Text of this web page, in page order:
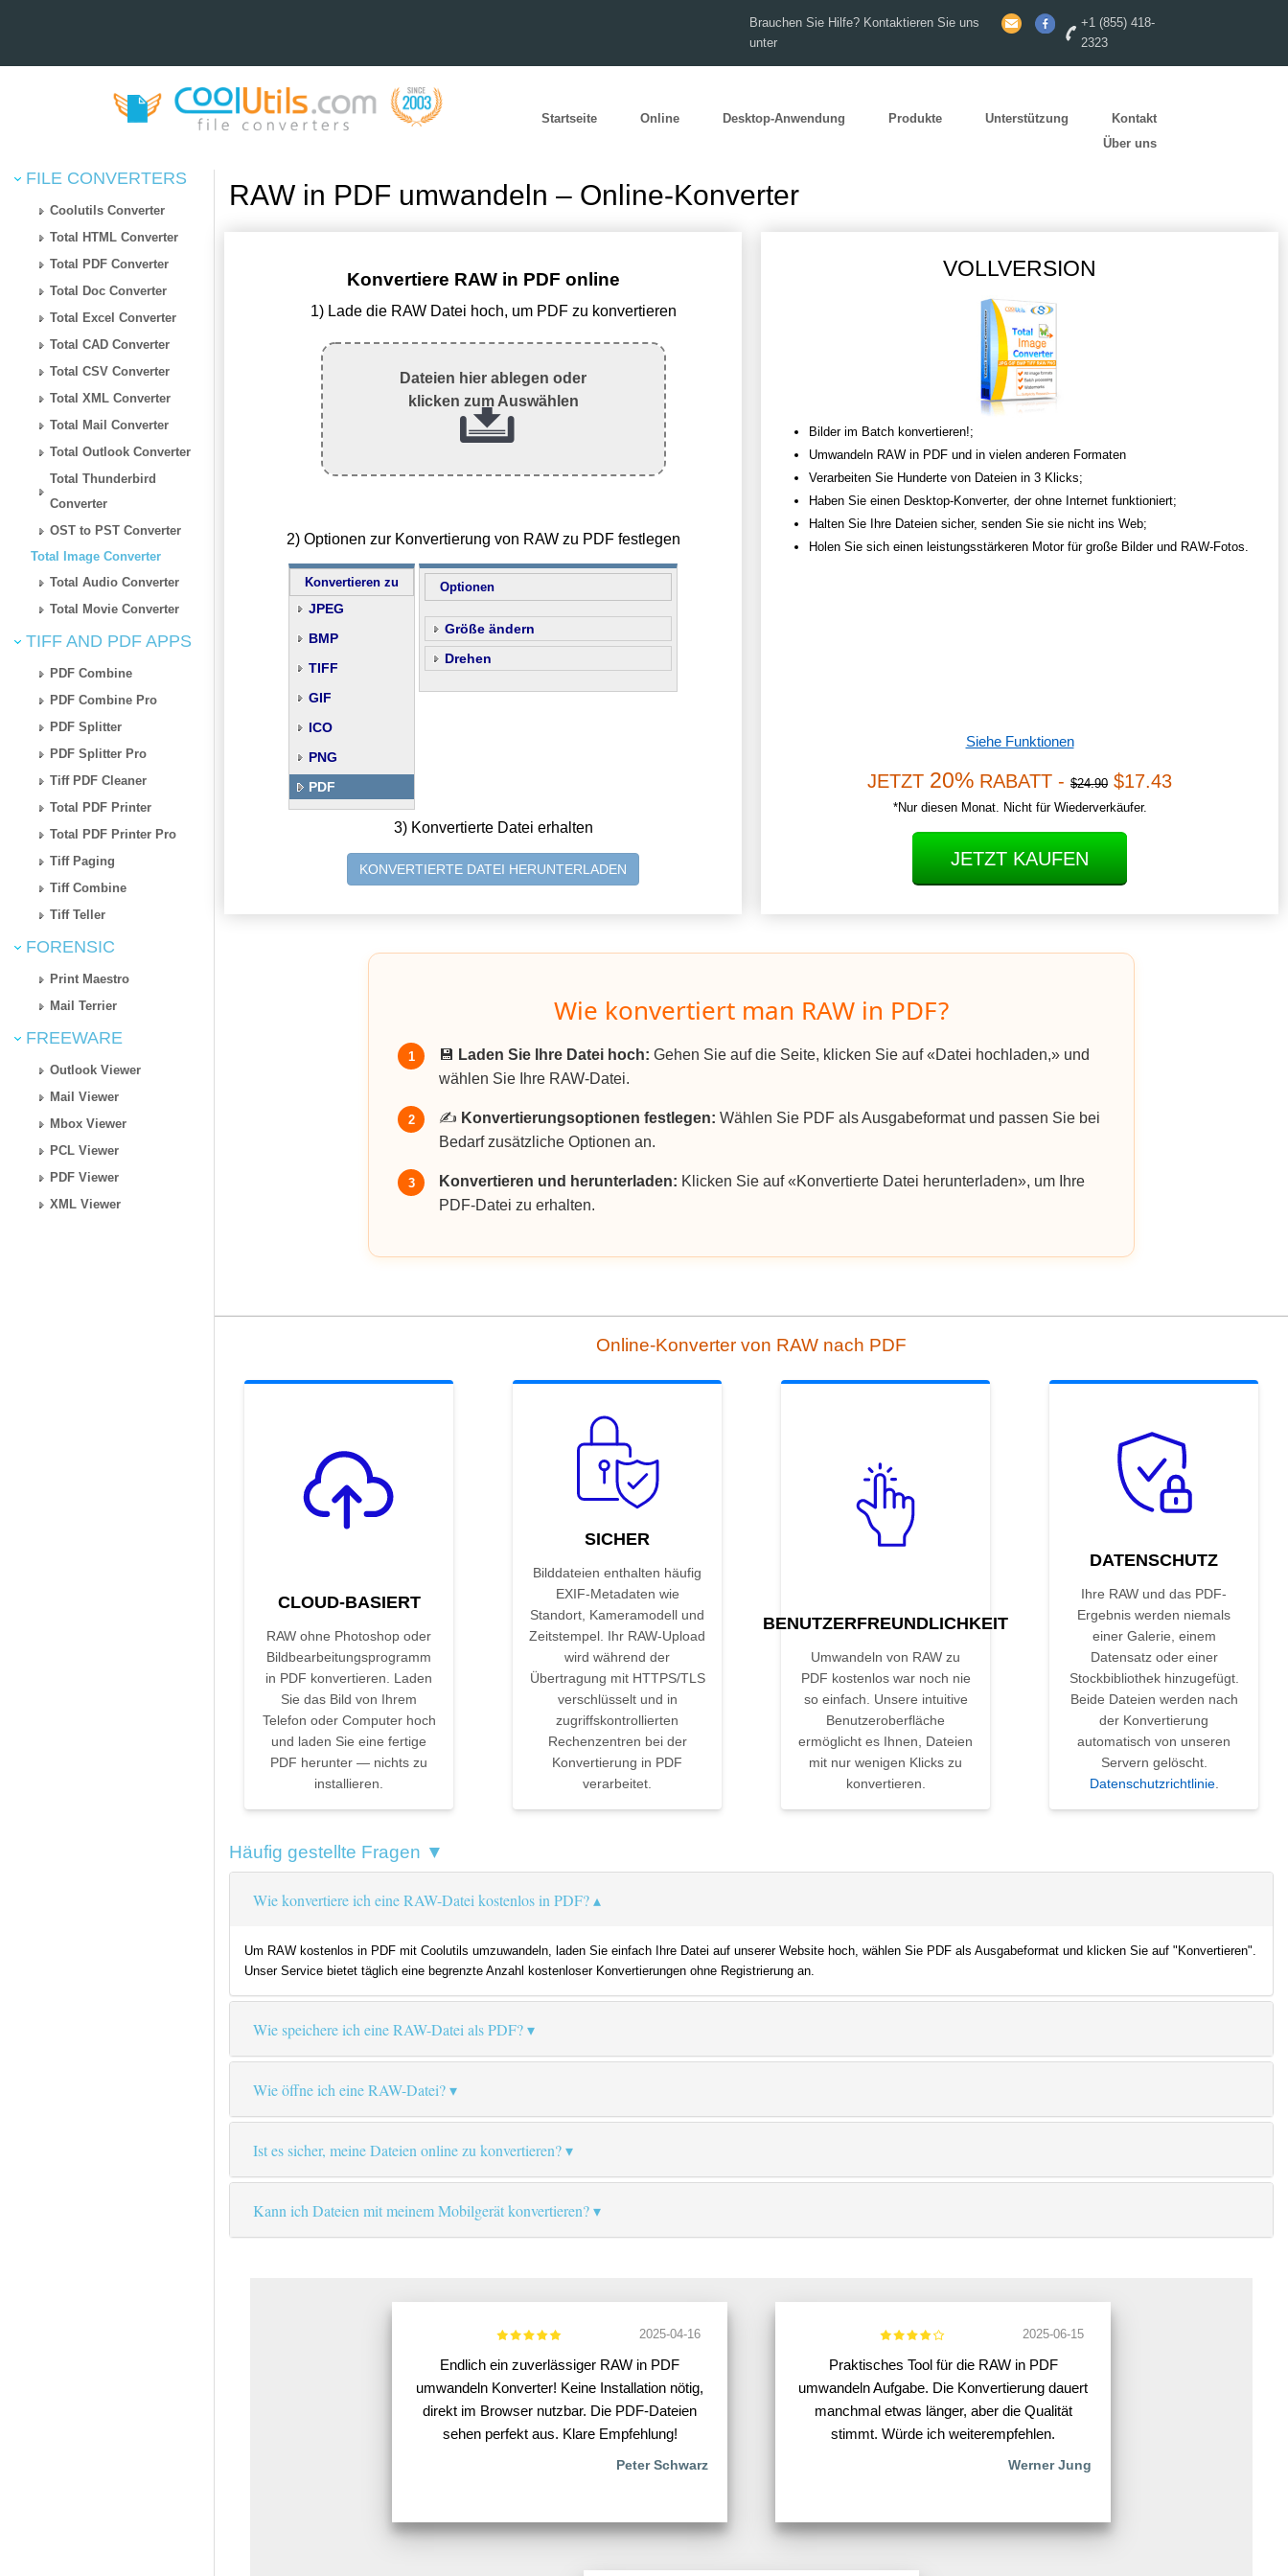
Brauchen Sie Hilfe? Kontaktieren Sie uns
unter
+1 (855) 418-
2323
Startseite Online Desktop-Anwendung Produkte Unterstützung
Kontakt
Über uns
FILE CONVERTERS
Coolutils Converter
Total HTML Converter
Total PDF Converter
Total Doc Converter
Total Excel Converter
Total CAD Converter
Total CSV Converter
Total XML Converter
Total Mail Converter
Total Outlook Converter
Total Thunderbird
Converter
OST to PST Converter
Total Image Converter
Total Audio Converter
Total Movie Converter
TIFF AND PDF APPS
PDF Combine
PDF Combine Pro
PDF Splitter
PDF Splitter Pro
Tiff PDF Cleaner
Total PDF Printer
Total PDF Printer Pro
Tiff Paging
Tiff Combine
Tiff Teller
FORENSIC
Print Maestro
Mail Terrier
FREEWARE
Outlook Viewer
Mail Viewer
Mbox Viewer
PCL Viewer
PDF Viewer
XML Viewer
RAW in PDF umwandeln – Online-Konverter
Konvertiere RAW in PDF online
1) Lade die RAW Datei hoch, um PDF zu konvertieren
Dateien hier ablegen oder
klicken zum Auswählen
2) Optionen zur Konvertierung von RAW zu PDF festlegen
Konvertieren zu
JPEG
BMP
TIFF
GIF
ICO
PNG
PDF
Optionen
Größe ändern
Drehen
3) Konvertierte Datei erhalten
KONVERTIERTE DATEI HERUNTERLADEN
VOLLVERSION
Bilder im Batch konvertieren!;
Umwandeln RAW in PDF und in vielen anderen Formaten
Verarbeiten Sie Hunderte von Dateien in 3 Klicks;
Haben Sie einen Desktop-Konverter, der ohne Internet funktioniert;
Halten Sie Ihre Dateien sicher, senden Sie sie nicht ins Web;
Holen Sie sich einen leistungsstärkeren Motor für große Bilder und RAW-Fotos.
Siehe Funktionen
JETZT 20% RABATT - $24.90 $17.43
*Nur diesen Monat. Nicht für Wiederverkäufer.
JETZT KAUFEN
Wie konvertiert man RAW in PDF?
1 💾 Laden Sie Ihre Datei hoch: Gehen Sie auf die Seite, klicken Sie auf «Datei hochladen,» und
wählen Sie Ihre RAW-Datei.
2 ✍️ Konvertierungsoptionen festlegen: Wählen Sie PDF als Ausgabeformat und passen Sie bei
Bedarf zusätzliche Optionen an.
3 Konvertieren und herunterladen: Klicken Sie auf «Konvertierte Datei herunterladen», um Ihre
PDF-Datei zu erhalten.
Online-Konverter von RAW nach PDF
CLOUD-BASIERT
RAW ohne Photoshop oder
Bildbearbeitungsprogramm
in PDF konvertieren. Laden
Sie das Bild von Ihrem
Telefon oder Computer hoch
und laden Sie eine fertige
PDF herunter — nichts zu
installieren.
SICHER
Bilddateien enthalten häufig
EXIF-Metadaten wie
Standort, Kameramodell und
Zeitstempel. Ihr RAW-Upload
wird während der
Übertragung mit HTTPS/TLS
verschlüsselt und in
zugriffskontrollierten
Rechenzentren bei der
Konvertierung in PDF
verarbeitet.
BENUTZERFREUNDLICHKEIT
Umwandeln von RAW zu
PDF kostenlos war noch nie
so einfach. Unsere intuitive
Benutzeroberfläche
ermöglicht es Ihnen, Dateien
mit nur wenigen Klicks zu
konvertieren.
DATENSCHUTZ
Ihre RAW und das PDF-
Ergebnis werden niemals
einer Galerie, einem
Datensatz oder einer
Stockbibliothek hinzugefügt.
Beide Dateien werden nach
der Konvertierung
automatisch von unseren
Servern gelöscht.
Datenschutzrichtlinie.
Häufig gestellte Fragen ▼
Wie konvertiere ich eine RAW-Datei kostenlos in PDF?
Um RAW kostenlos in PDF mit Coolutils umzuwandeln, laden Sie einfach Ihre Datei auf unserer Website hoch, wählen Sie PDF als Ausgabeformat und klicken Sie auf "Konvertieren".
Unser Service bietet täglich eine begrenzte Anzahl kostenloser Konvertierungen ohne Registrierung an.
Wie speichere ich eine RAW-Datei als PDF?
Wie öffne ich eine RAW-Datei?
Ist es sicher, meine Dateien online zu konvertieren?
Kann ich Dateien mit meinem Mobilgerät konvertieren?
2025-04-16
Endlich ein zuverlässiger RAW in PDF
umwandeln Konverter! Keine Installation nötig,
direkt im Browser nutzbar. Die PDF-Dateien
sehen perfekt aus. Klare Empfehlung!
Peter Schwarz
2025-06-15
Praktisches Tool für die RAW in PDF
umwandeln Aufgabe. Die Konvertierung dauert
manchmal etwas länger, aber die Qualität
stimmt. Würde ich weiterempfehlen.
Werner Jung